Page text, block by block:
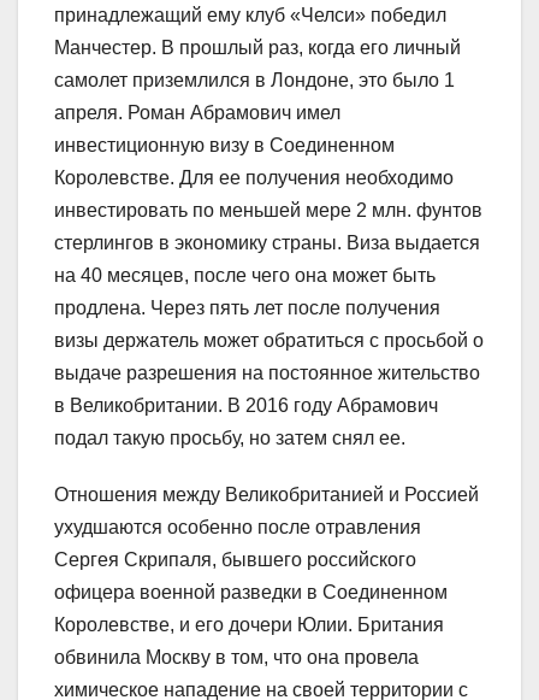
принадлежащий ему клуб «Челси» победил
Манчестер. В прошлый раз, когда его личный
самолет приземлился в Лондоне, это было 1
апреля. Роман Абрамович имел
инвестиционную визу в Соединенном
Королевстве. Для ее получения необходимо
инвестировать по меньшей мере 2 млн. фунтов
стерлингов в экономику страны. Виза выдается
на 40 месяцев, после чего она может быть
продлена. Через пять лет после получения
визы держатель может обратиться с просьбой о
выдаче разрешения на постоянное жительство
в Великобритании. В 2016 году Абрамович
подал такую просьбу, но затем снял ее.
Отношения между Великобританией и Россией
ухудшаются особенно после отравления
Сергея Скрипаля, бывшего российского
офицера военной разведки в Соединенном
Королевстве, и его дочери Юлии. Британия
обвинила Москву в том, что она провела
химическое нападение на своей территории с